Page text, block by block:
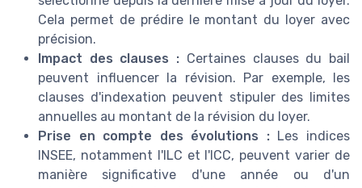
Cela permet de prédire le montant du loyer avec
précision.
Impact des clauses : Certaines clauses du bail
peuvent influencer la révision. Par exemple, les
clauses d'indexation peuvent stipuler des limites
annuelles au montant de la révision du loyer.
Prise en compte des évolutions : Les indices
INSEE, notamment l'ILC et l'ICC, peuvent varier de
manière significative d'une année ou d'un